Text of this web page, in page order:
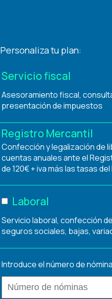
Personaliza tu plan:
Servicio fiscal
Asesoramiento fiscal,
presentación de impuestos
Registro Mercantil
Confección y legalización de
cuentas anuales ante el
de 120€ + iva más las tasas
Laboral
Servicio laboral, confección
seguros sociales, bajas,
Introduce el número de